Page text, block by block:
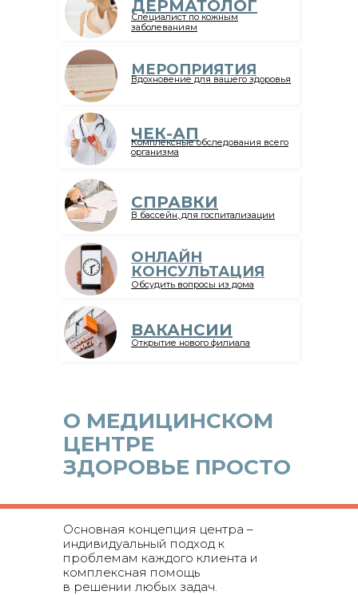
ДЕРМАТОЛОГ
Специалист по кожным
заболеваниям
МЕРОПРИЯТИЯ
Вдохновение для вашего здоровья
ЧЕК-АП
Комплексные обследования всего
организма
СПРАВКИ
В бассейн, для госпитализации
ОНЛАЙН
КОНСУЛЬТАЦИЯ
Обсудить вопросы из дома
ВАКАНСИИ
Открытие нового филиала
О МЕДИЦИНСКОМ
ЦЕНТРЕ
ЗДОРОВЬЕ ПРОСТО
Основная концепция центра –
индивидуальный подход к
проблемам каждого клиента и
комплексная помощь
в решении любых задач.